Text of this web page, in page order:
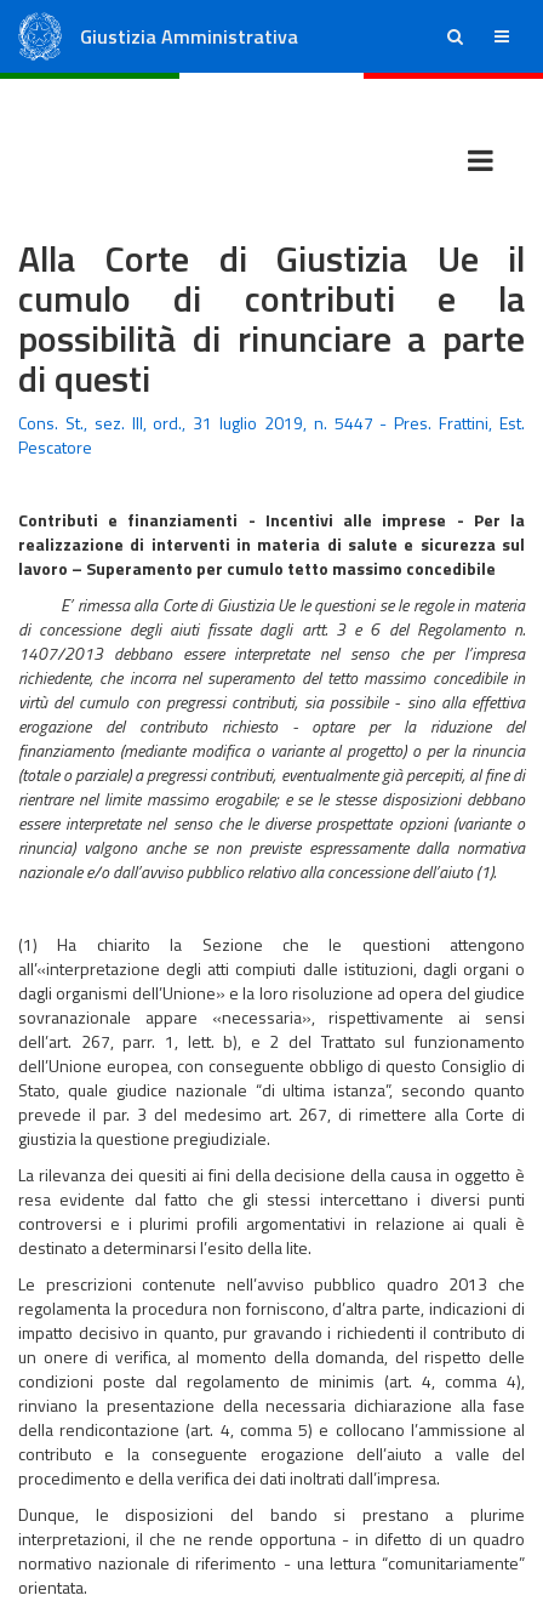
Giustizia Amministrativa ricerca menu
Alla Corte di Giustizia Ue il
cumulo di contributi e la
possibilità di rinunciare a parte
di questi
Cons. St., sez. III, ord., 31 luglio 2019, n. 5447 - Pres. Frattini, Est.
Pescatore
Contributi e finanziamenti - Incentivi alle imprese - Per la
realizzazione di interventi in materia di salute e sicurezza sul
lavoro – Superamento per cumulo tetto massimo concedibile
E’ rimessa alla Corte di Giustizia Ue le questioni se le regole in materia
di concessione degli aiuti fissate dagli artt. 3 e 6 del Regolamento n.
1407/2013 debbano essere interpretate nel senso che per l’impresa
richiedente, che incorra nel superamento del tetto massimo concedibile in
virtù del cumulo con pregressi contributi, sia possibile - sino alla effettiva
erogazione del contributo richiesto - optare per la riduzione del
finanziamento (mediante modifica o variante al progetto) o per la rinuncia
(totale o parziale) a pregressi contributi, eventualmente già percepiti, al fine di
rientrare nel limite massimo erogabile; e se le stesse disposizioni debbano
essere interpretate nel senso che le diverse prospettate opzioni (variante o
rinuncia) valgono anche se non previste espressamente dalla normativa
nazionale e/o dall’avviso pubblico relativo alla concessione dell’aiuto (1).
(1) Ha chiarito la Sezione che le questioni attengono
all’«interpretazione degli atti compiuti dalle istituzioni, dagli organi o
dagli organismi dell’Unione» e la loro risoluzione ad opera del giudice
sovranazionale appare «necessaria», rispettivamente ai sensi
dell’art. 267, parr. 1, lett. b), e 2 del Trattato sul funzionamento
dell’Unione europea, con conseguente obbligo di questo Consiglio di
Stato, quale giudice nazionale “di ultima istanza”, secondo quanto
prevede il par. 3 del medesimo art. 267, di rimettere alla Corte di
giustizia la questione pregiudiziale.
La rilevanza dei quesiti ai fini della decisione della causa in oggetto è
resa evidente dal fatto che gli stessi intercettano i diversi punti
controversi e i plurimi profili argomentativi in relazione ai quali è
destinato a determinarsi l’esito della lite.
Le prescrizioni contenute nell’avviso pubblico quadro 2013 che
regolamenta la procedura non forniscono, d’altra parte, indicazioni di
impatto decisivo in quanto, pur gravando i richiedenti il contributo di
un onere di verifica, al momento della domanda, del rispetto delle
condizioni poste dal regolamento de minimis (art. 4, comma 4),
rinviano la presentazione della necessaria dichiarazione alla fase
della rendicontazione (art. 4, comma 5) e collocano l’ammissione al
contributo e la conseguente erogazione dell’aiuto a valle del
procedimento e della verifica dei dati inoltrati dall’impresa.
Dunque, le disposizioni del bando si prestano a plurime
interpretazioni, il che ne rende opportuna - in difetto di un quadro
normativo nazionale di riferimento - una lettura “comunitariamente”
orientata.